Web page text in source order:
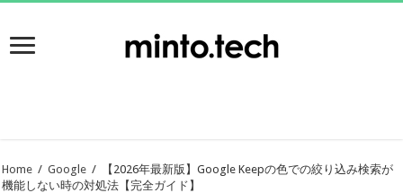
Home / Google /
【2026年最新版】Google Keepの色での絞り込み検索が
機能しない時の対処法【完全ガイド】